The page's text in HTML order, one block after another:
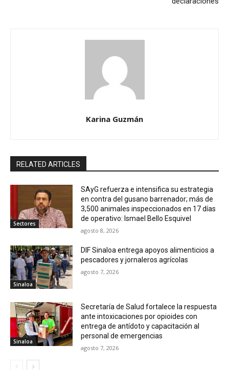
Karina Guzmán
RELATED ARTICLES
Sectores
SAyG refuerza e intensifica su estrategia
en contra del gusano barrenador; más de
3,500 animales inspeccionados en 17 días
de operativo: Ismael Bello Esquivel
agosto 8, 2026
Sinaloa
DIF Sinaloa entrega apoyos alimenticios a
pescadores y jornaleros agrícolas
agosto 7, 2026
Sinaloa
Secretaría de Salud fortalece la respuesta
ante intoxicaciones por opioides con
entrega de antídoto y capacitación al
personal de emergencias
agosto 7, 2026